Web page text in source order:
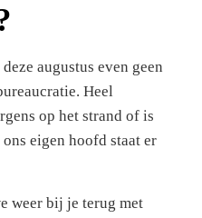
augustus even geen
Heel
op het strand of is
eigen hoofd staat er
weer bij je terug met